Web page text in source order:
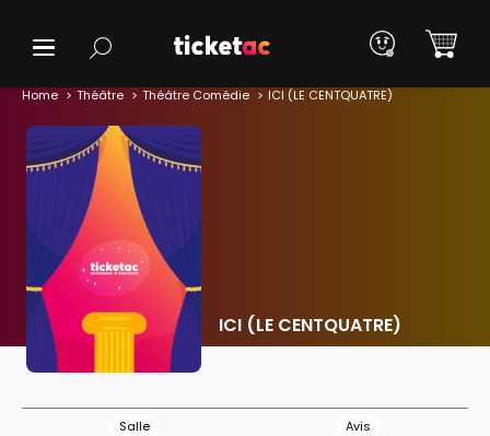
Home Théâtre Théâtre Comédie ICI (LE CENTQUATRE)
ICI (LE CENTQUATRE)
Salle Avis